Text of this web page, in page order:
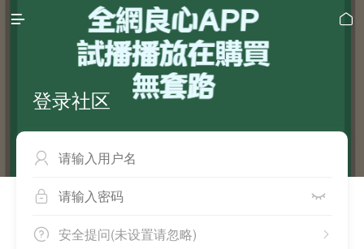
 
登录社区

 
 
安全提问(未设置请忽略)